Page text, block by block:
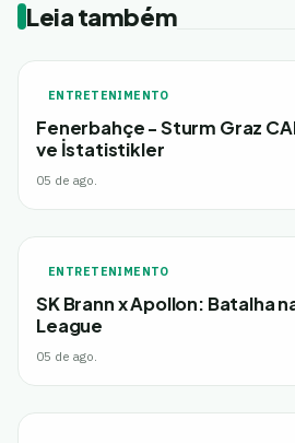
Leia também
ENTRETENIMENTO
Fenerbahçe - Sturm Graz
ve İstatistikler
05 de ago.
ENTRETENIMENTO
SK Brann x Apollon: Batalha
League
05 de ago.